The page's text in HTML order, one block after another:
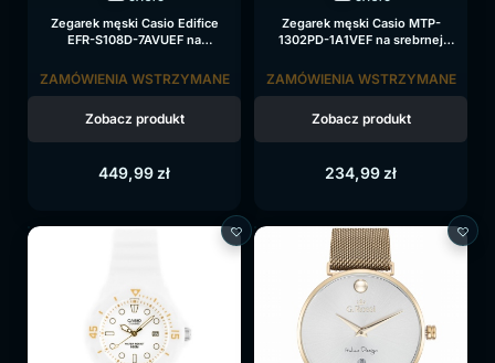
Zegarek męski Casio Edifice
EFR-S108D-7AVUEF na
tarcza
449,99 zł
ZAMÓWIENIA WSTRZYMANE
Zobacz produkt
Zegarek męski Casio MTP-
1302PD-1A1VEF na srebrnej
234,99 zł
ZAMÓWIENIA WSTRZYMANE
Zobacz produkt